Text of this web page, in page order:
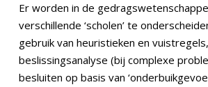
Er worden in de
verschillende ‘scholen’ te
gebruik van heuristieken en
beslissingsanalyse (bij complexe
besluiten op basis van